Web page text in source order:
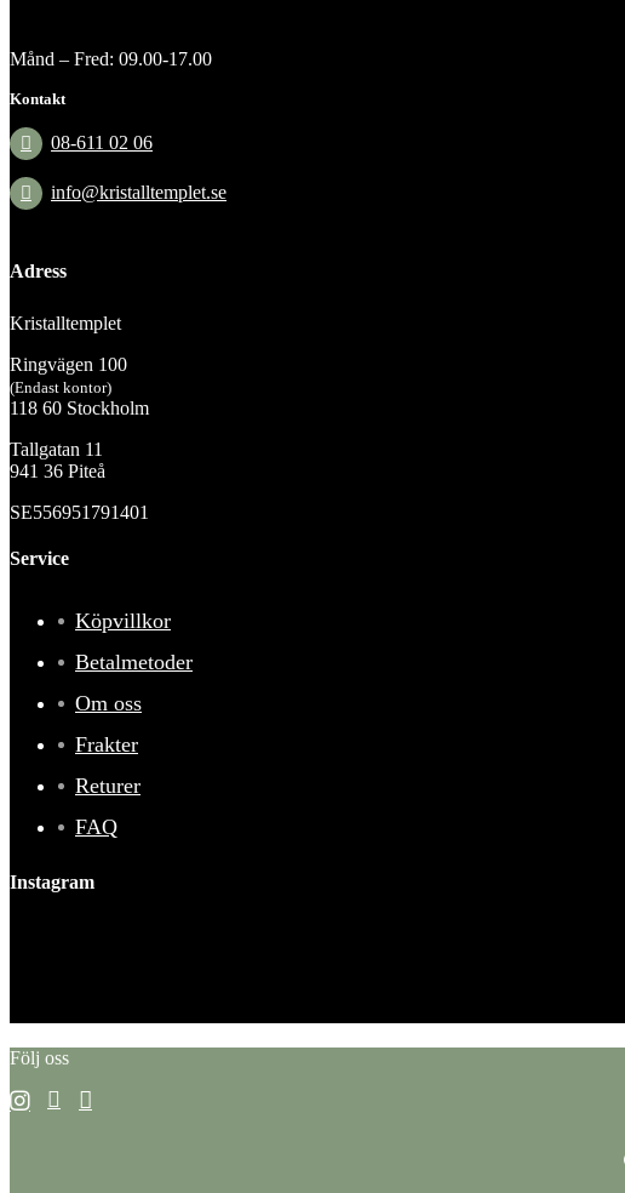
Månd – Fred: 09.00-17.00
Kontakt
08-611 02 06
info@kristalltemplet.se
Adress
Kristalltemplet
Ringvägen 100
(Endast kontor)
118 60 Stockholm
Tallgatan 11
941 36 Piteå
SE556951791401
Service
Köpvillkor
Betalmetoder
Om oss
Frakter
Returer
FAQ
Instagram
Följ oss